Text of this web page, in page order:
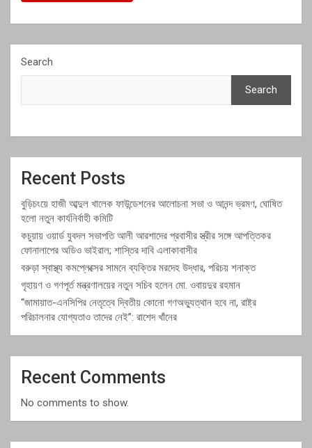
Search
Search
Recent Posts
বুড়িচংয়ে হাজী আব্দুল খালেক ফাউন্ডেশনের আলোচনা সভা ও আনন্দ ভ্রমণ, ঘোষিত
হলো নতুন কার্যনির্বাহী কমিটি
কচুয়ায় ওয়ার্ড যুবদল সভাপতি আলী আরশাদের প্রবাসীর স্ত্রীর সঙ্গে আপত্তিকর
ফোনালাপের অডিও ভাইরাল; শাস্তির দাবি এলাকাবাসীর
বরুড়া স্বাস্থ্য কমপ্লেক্সের সামনে ব্যক্তির মরদেহ উদ্ধার, পরিচয় শনাক্ত
গৃহায়ণ ও গণপূর্ত মন্ত্রণালয়ের নতুন সচিব হলেন মো. ওবায়দুর রহমান
“জামায়াত-এনসিপির নেতৃত্বে দ্বিতীয় কোনো গণঅভ্যুত্থান হবে না, রাষ্ট্র
পরিচালনার যোগ্যতাও তাদের নেই”: রাশেদ খাঁনের
Recent Comments
No comments to show.